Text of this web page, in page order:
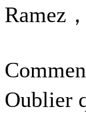
Ramez
Oublier